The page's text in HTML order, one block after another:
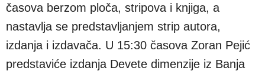
časova berzom ploča, stripova i knjiga, a
nastavlja se predstavljanjem strip autora,
izdanja i izdavača. U 15:30 časova Zoran Pejić
predstaviće izdanja Devete dimenzije iz Banja